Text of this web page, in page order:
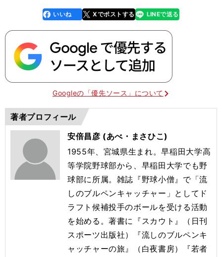
faceboo
k
いいね Xでポストする
line LINEで送る
Googleの「優先ソース」について
著者プロフィール
安倍昌彦 (あべ・まさひこ)
1955年、宮城県生まれ。早稲田大学高
等学院野球部から、早稲田大学でも野
球部に所属。雑誌『野球小僧』で「流
しのブルペンキャッチャー」としてド
ラフト候補投手のボールを受ける活動
を始める。著書に『スカウト』（日刊
スポーツ出版社）『流しのブルペンキ
ャッチャーの旅』（白夜書房）『若者